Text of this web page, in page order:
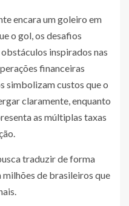
encara um goleiro em
o gol, os desafios
inspirados nas
financeiras
simbolizam custos que o
claramente, enquanto
as múltiplas taxas
traduzir de forma
de brasileiros que